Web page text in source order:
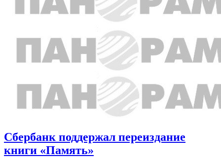
Сбербанк поддержал переиздание
книги «Память»